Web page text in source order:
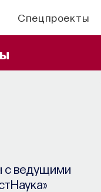
Спецпроекты
с ведущими
ли его